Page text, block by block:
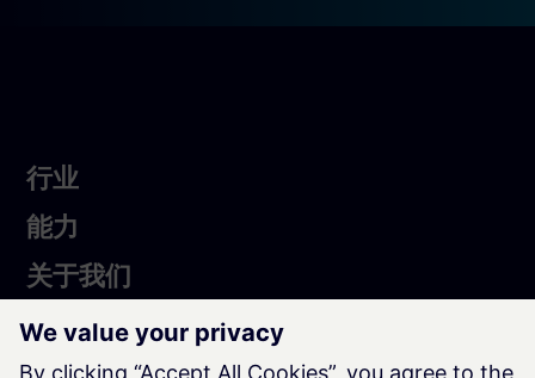
行
行业
Services
能力
About
Us
关于我们